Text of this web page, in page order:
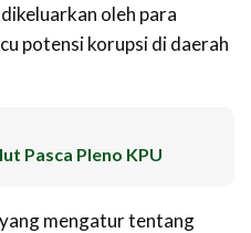
oleh para
potensi korupsi di daerah
Pasca Pleno KPU
mengatur tentang